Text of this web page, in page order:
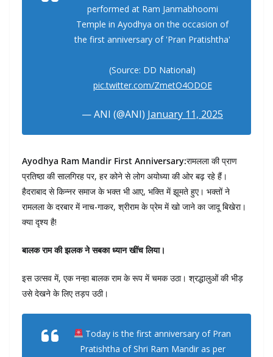
performed at Ram Janmabhoomi
Temple in Ayodhya on the occasion of
the first anniversary of 'Pran Pratishtha'
(Source: DD National)
pic.twitter.com/ZmetO4ODOE
— ANI (@ANI) January 11, 2025
Ayodhya Ram Mandir First Anniversary:रामलला की प्राण
प्रतिष्ठा की सालगिरह पर, हर कोने से लोग अयोध्या की ओर बढ़ रहे हैं।
हैदराबाद से किन्नर समाज के भक्त भी आए, भक्ति में झूमते हुए। भक्तों ने
रामलला के दरबार में नाच-गाकर, श्रीराम के प्रेम में खो जाने का जादू बिखेरा।
क्या दृश्य है!
बालक राम की झलक ने सबका ध्यान खींच लिया।
इस उत्सव में, एक नन्हा बालक राम के रूप में चमक उठा। श्रद्धालुओं की भीड़
उसे देखने के लिए तड़प उठी।
Today is the first anniversary of Pran
Pratishtha of Shri Ram Mandir as per